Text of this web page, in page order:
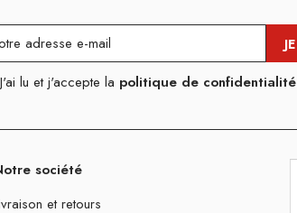
J'ai lu et j'accepte la politique de confidentialité
société
et retours